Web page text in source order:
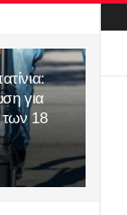
για
των 18